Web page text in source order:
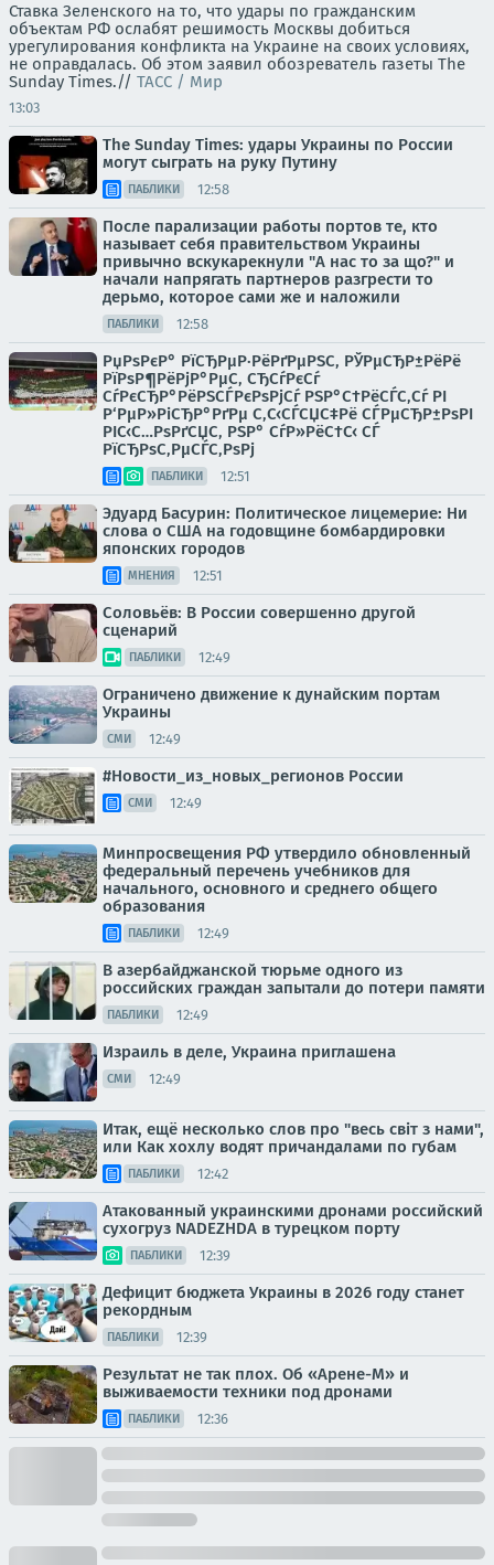
Ставка Зеленского на то, что удары по гражданским
объектам РФ ослабят решимость Москвы добиться
урегулирования конфликта на Украине на своих условиях,
не оправдалась. Об этом заявил обозреватель газеты The
Sunday Times.// ТАСС / Мир
13:03
The Sunday Times: удары Украины по России
могут сыграть на руку Путину
ПАБЛИКИ 12:58
После парализации работы портов те, кто
называет себя правительством Украины
привычно вскукарекнули "А нас то за що?" и
начали напрягать партнеров разгрести то
дерьмо, которое сами же и наложили
ПАБЛИКИ 12:58
РџРѕРєР° РїСЂРµР·РёРґРµРЅС‚ РЎРµСЂР±РёРё
РїРѕР¶РёРјР°РµС‚ СЂСѓРєСѓ
СѓРєСЂР°РёРЅСЃРєРѕРјСѓ РЅР°С†РёСЃС‚Сѓ РІ
Р‘РµР»РіСЂР°РґРµ С‚С‹СЃСЏС‡Рё СЃРµСЂР±РѕРІ
РІС‹С…РѕРґСЏС‚ РЅР° СѓР»РёС†С‹ СЃ
РїСЂРѕС‚РµСЃС‚РѕРј
ПАБЛИКИ 12:51
Эдуард Басурин: Политическое лицемерие: Ни
слова о США на годовщине бомбардировки
японских городов
МНЕНИЯ 12:51
Соловьёв: В России совершенно другой
сценарий
ПАБЛИКИ 12:49
Ограничено движение к дунайским портам
Украины
СМИ 12:49
#Новости_из_новых_регионов России
СМИ 12:49
Минпросвещения РФ утвердило обновленный
федеральный перечень учебников для
начального, основного и среднего общего
образования
ПАБЛИКИ 12:49
В азербайджанской тюрьме одного из
российских граждан запытали до потери памяти
ПАБЛИКИ 12:49
Израиль в деле, Украина приглашена
СМИ 12:49
Итак, ещё несколько слов про "весь світ з нами",
или Как хохлу водят причандалами по губам
ПАБЛИКИ 12:42
Атакованный украинскими дронами российский
сухогруз NADEZHDA в турецком порту
ПАБЛИКИ 12:39
Дефицит бюджета Украины в 2026 году станет
рекордным
ПАБЛИКИ 12:39
Результат не так плох. Об «Арене-М» и
выживаемости техники под дронами
ПАБЛИКИ 12:36